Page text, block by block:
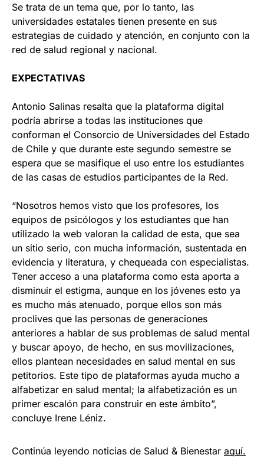
Se trata de un tema que, por lo tanto, las
universidades estatales tienen presente en sus
estrategias de cuidado y atención, en conjunto con la
red de salud regional y nacional.
EXPECTATIVAS
Antonio Salinas resalta que la plataforma digital
podría abrirse a todas las instituciones que
conforman el Consorcio de Universidades del Estado
de Chile y que durante este segundo semestre se
espera que se masifique el uso entre los estudiantes
de las casas de estudios participantes de la Red.
“Nosotros hemos visto que los profesores, los
equipos de psicólogos y los estudiantes que han
utilizado la web valoran la calidad de esta, que sea
un sitio serio, con mucha información, sustentada en
evidencia y literatura, y chequeada con especialistas.
Tener acceso a una plataforma como esta aporta a
disminuir el estigma, aunque en los jóvenes esto ya
es mucho más atenuado, porque ellos son más
proclives que las personas de generaciones
anteriores a hablar de sus problemas de salud mental
y buscar apoyo, de hecho, en sus movilizaciones,
ellos plantean necesidades en salud mental en sus
petitorios. Este tipo de plataformas ayuda mucho a
alfabetizar en salud mental; la alfabetización es un
primer escalón para construir en este ámbito”,
concluye Irene Léniz.
Continúa leyendo noticias de Salud & Bienestar aquí.